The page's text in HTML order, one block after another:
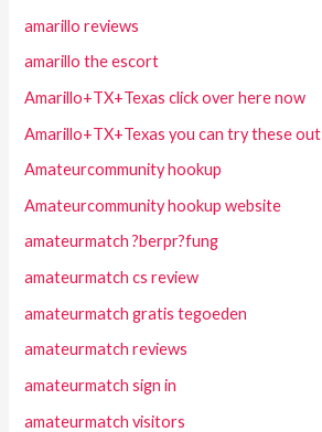
amarillo reviews
amarillo the escort
Amarillo+TX+Texas click over here now
Amarillo+TX+Texas you can try these out
Amateurcommunity hookup
Amateurcommunity hookup website
amateurmatch ?berpr?fung
amateurmatch cs review
amateurmatch gratis tegoeden
amateurmatch reviews
amateurmatch sign in
amateurmatch visitors